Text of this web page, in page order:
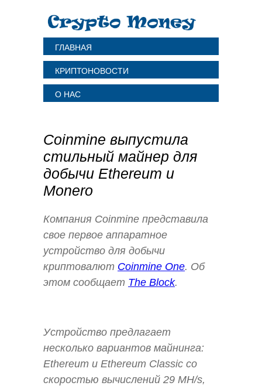
ГЛАВНАЯ
КРИПТОНОВОСТИ
О НАС
Coinmine выпустила
стильный майнер для
добычи Ethereum и
Monero
Компания Coinmine представила
свое первое аппаратное
устройство для добычи
криптовалют Coinmine One. Об
этом сообщает The Block.
Устройство предлагает
несколько вариантов майнинга:
Ethereum и Ethereum Classic со
скоростью вычислений 29 MH/s,